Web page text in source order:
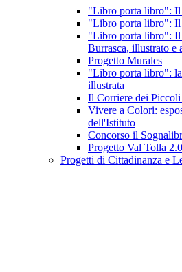
"Libro porta libro": Il
"Libro porta libro": Il
"Libro porta libro":
Burrasca, illustrato e
Progetto Murales
"Libro porta libro":
illustrata
Il Corriere dei Piccoli
Vivere a Colori:
dell'Istituto
Concorso il
Progetto Val Tolla 2.0
Progetti di Cittadinanza e